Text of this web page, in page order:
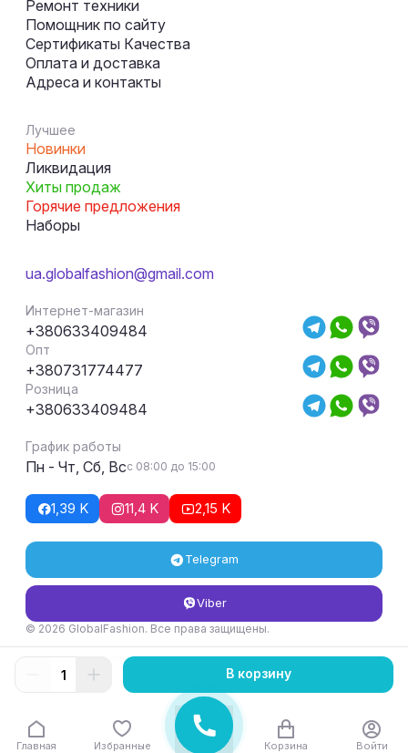
Ремонт техники
Помощник по сайту
Сертификаты Качества
Оплата и доставка
Адреса и контакты
Лучшее
Новинки
Ликвидация
Хиты продаж
Горячие предложения
Наборы
ua.globalfashion@gmail.com
Интернет-магазин
+380633409484
Опт
+380731774477
Розница
+380633409484
График работы
Пн - Чт, Сб, Всс 08:00 до 15:00
1,39 K 11,4 K 2,15 K
Telegram
Viber
© 2026 GlobalFashion. Все права защищены.
Условия возврата и обмена товара
В корзину
Главная Избранные Корзина Войти